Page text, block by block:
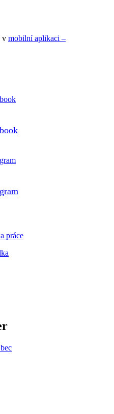
v mobilní aplikaci –
práce